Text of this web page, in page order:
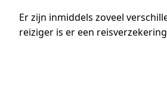
Er zijn inmiddels zoveel
reiziger is er een